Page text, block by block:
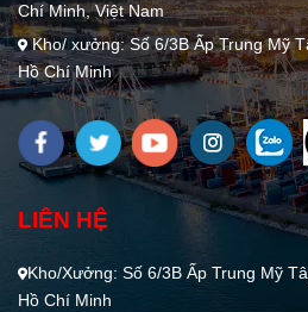
Chí Minh, Việt Nam
Kho/ xưởng: Số 6/3B Ấp Trung Mỹ
Hồ Chí Minh
LIÊN HỆ
Kho/Xưởng: Số 6/3B Ấp Trung Mỹ
Hồ Chí Minh